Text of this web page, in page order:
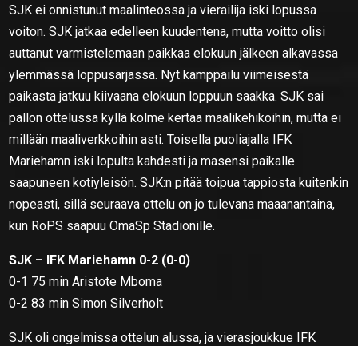
SJK ei onnistunut maalinteossa ja vierailija iski lopussa
voiton. SJK jatkaa edelleen kuudentena, mutta voitto olisi
auttanut varmistelemaan paikkaa elokuun jälkeen alkavassa
ylemmässä loppusarjassa. Nyt kamppailu viimeisestä
paikasta jatkuu kiivaana elokuun loppuun saakka. SJK sai
pallon ottelussa kyllä kolme kertaa maalikehikoihin, mutta ei
millään maaliverkkoihin asti. Toisella puoliajalla IFK
Mariehamn iski lopulta kahdesti ja masensi paikalle
saapuneen kotiyleisön. SJK:n pitää toipua tappiosta kuitenkin
nopeasti, sillä seuraava ottelu on jo tulevana maaanantaina,
kun RoPS saapuu OmaSp Stadionille.
SJK – IFK Mariehamn 0-2 (0-0)
0-1 75 min Aristote Mboma
0-2 83 min Simon Silverholt
SJK oli ongelmissa ottelun alussa, ja vierasjoukkue IFK